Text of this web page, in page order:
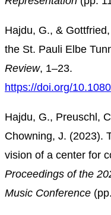
Hajdu, G., &
the St. Pauli Elbe
Review, 1–23.
https://doi.org/
Hajdu, G., Preuschl,
Chowning, J. (2023).
vision of a center for
Proceedings of the
Music Conference